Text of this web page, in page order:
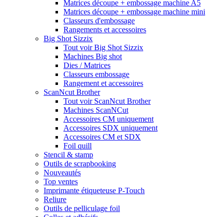
Matrices découpe + embossage machine A5
Matrices découpe + embossage machine mini
Classeurs d'embossage
Rangements et accessoires
Big Shot Sizzix
Tout voir Big Shot Sizzix
Machines Big shot
Dies / Matrices
Classeurs embossage
Rangement et accessoires
ScanNcut Brother
Tout voir ScanNcut Brother
Machines ScanNCut
Accessoires CM uniquement
Accessoires SDX uniquement
Accessoires CM et SDX
Foil quill
Stencil & stamp
Outils de scrapbooking
Nouveautés
Top ventes
Imprimante étiqueteuse P-Touch
Reliure
Outils de pelliculage foil